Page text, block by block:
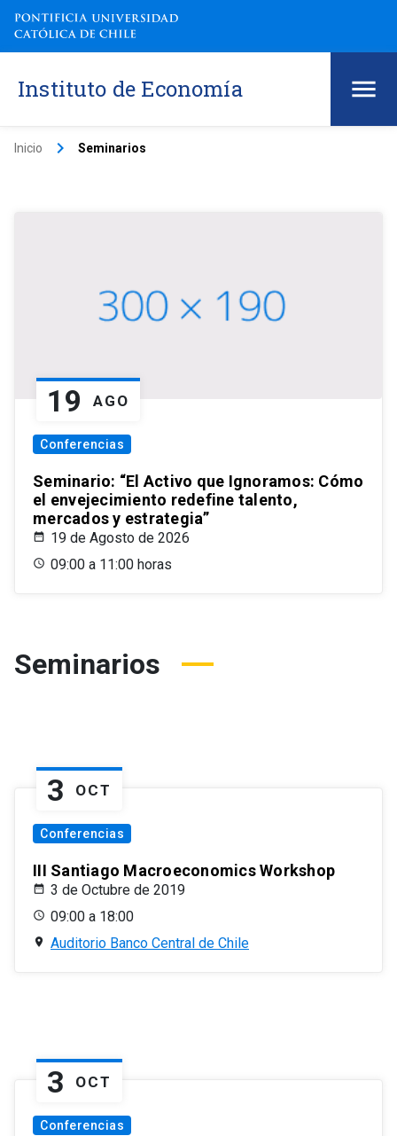
Instituto de Economía
Inicio keyboard_arrow_right Seminarios
19 AGO
Conferencias
Seminario: “El Activo que Ignoramos: Cómo
el envejecimiento redefine talento,
mercados y estrategia”
19 de Agosto de 2026
09:00 a 11:00 horas
Seminarios
3 OCT
Conferencias
III Santiago Macroeconomics Workshop
3 de Octubre de 2019
09:00 a 18:00
Auditorio Banco Central de Chile
3 OCT
Conferencias